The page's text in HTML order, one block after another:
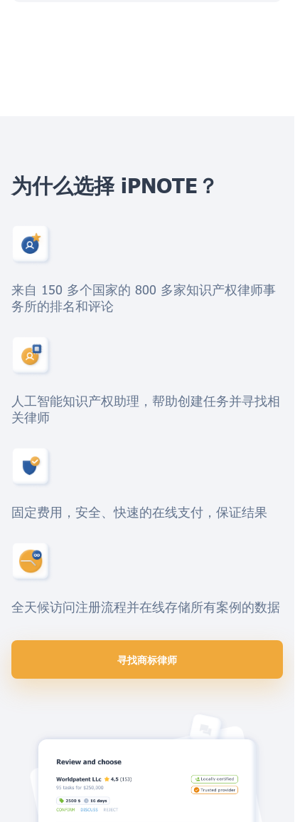
为什么选择 iPNOTE？
来自 150 多个国家的 800 多家知识产权律师事
务所的排名和评论
人工智能知识产权助理，帮助创建任务并寻找相
关律师
固定费用，安全、快速的在线支付，保证结果
全天候访问注册流程并在线存储所有案例的数据
寻找商标律师